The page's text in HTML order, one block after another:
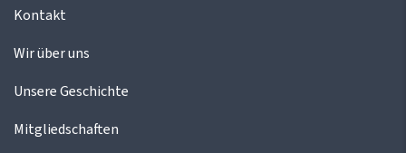
Kontakt
Wir über uns
Unsere Geschichte
Mitgliedschaften